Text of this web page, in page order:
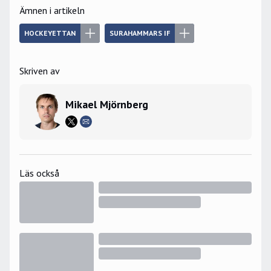
Ämnen i artikeln
HOCKEYETTAN SURAHAMMARS IF
Skriven av
Mikael Mjörnberg
Läs också